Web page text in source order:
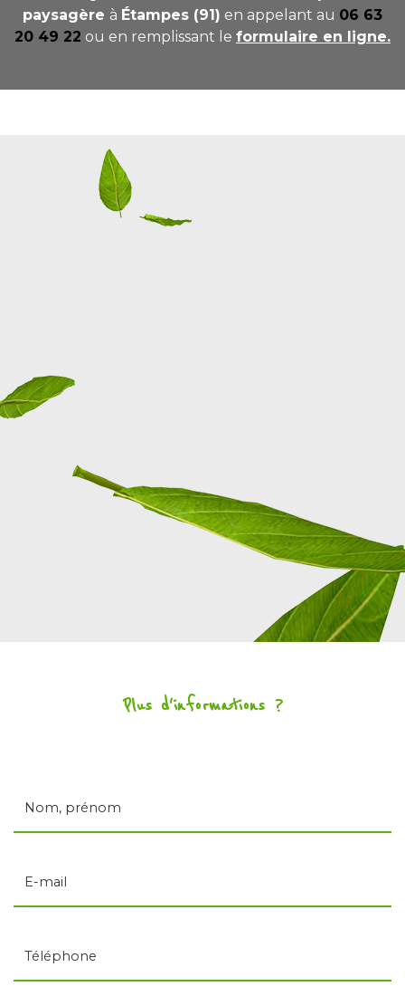
paysagère à Étampes (91) en appelant au 06 63
20 49 22 ou en remplissant le formulaire en ligne.
Plus d'informations ?
Nom, prénom
E-mail
Téléphone